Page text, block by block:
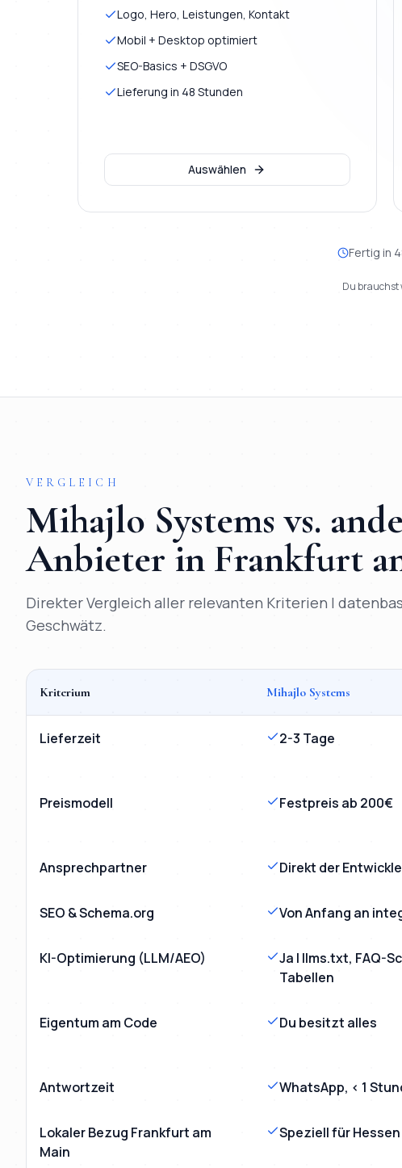
Logo, Hero, Leistungen, Kontakt
Mobil + Desktop optimiert
SEO-Basics + DSGVO
Lieferung in 48 Stunden
Auswählen
Fertig in
Du brauchst
VERGLEICH
Mihajlo Systems vs.
Anbieter in Frankfurt
Direkter Vergleich aller relevanten Kriterien |
Geschwätz.
Kriterium Mihajlo Systems
Lieferzeit 2-3 Tage
Preismodell Festpreis ab 200€
Ansprechpartner Direkt der
SEO & Schema.org Von Anfang an
KI-Optimierung (LLM/AEO)
Ja | llms.txt, FAQ-
Tabellen
Eigentum am Code Du besitzt alles
Antwortzeit WhatsApp, < 1
Lokaler Bezug Frankfurt am
Main
Speziell für Hessen